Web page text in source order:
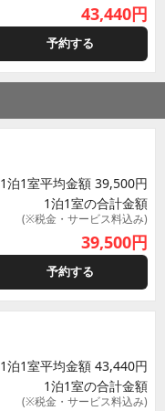
43,440円
予約する
1泊1室平均金額 39,500円
1泊1室の合計金額
(※税金・サービス料込み)
39,500円
予約する
1泊1室平均金額 43,440円
1泊1室の合計金額
(※税金・サービス料込み)